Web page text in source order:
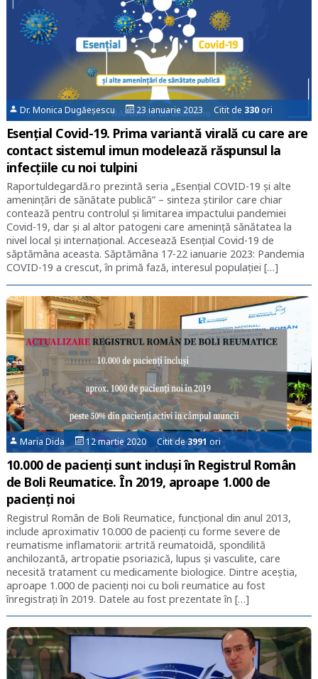
Dr. Monica Dugăeșescu 23 ianuarie 2023 Citit de 330ori
Esențial Covid-19. Prima variantă virală cu care are
contact sistemul imun modelează răspunsul la
infecţiile cu noi tulpini
Raportuldegardă.ro prezintă seria „Esențial COVID-19 și alte
amenințări de sănătate publică” – sinteza știrilor care chiar
contează pentru controlul și limitarea impactului pandemiei
Covid-19, dar și al altor patogeni care amenință sănătatea la
nivel local și internațional. Accesează Esențial Covid-19 de
săptămâna aceasta. Săptămâna 17-22 ianuarie 2023: Pandemia
COVID-19 a crescut, în primă fază, interesul populaţiei […]
Maria Dida 12 martie 2020 Citit de3991 ori
10.000 de pacienți sunt incluși în Registrul Român
de Boli Reumatice. În 2019, aproape 1.000 de
pacienți noi
Registrul Român de Boli Reumatice, funcțional din anul 2013,
include aproximativ 10.000 de pacienți cu forme severe de
reumatisme inflamatorii: artrită reumatoidă, spondilită
anchilozantă, artropatie psoriazică, lupus şi vasculite, care
necesită tratament cu medicamente biologice. Dintre aceștia,
aproape 1.000 de pacienți noi cu boli reumatice au fost
înregistrați în 2019. Datele au fost prezentate în […]